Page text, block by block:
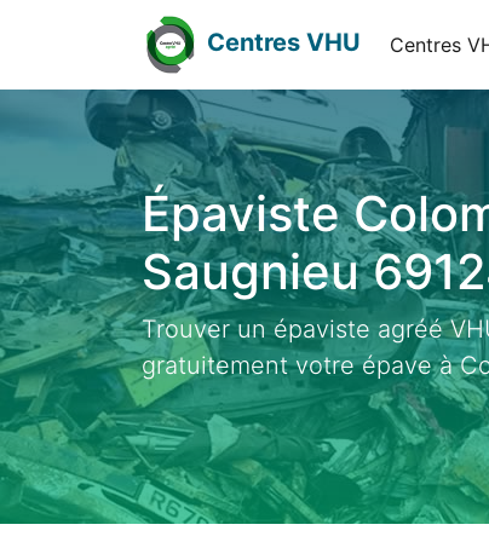
Centres VHU Centres
Épaviste
Saugnieu
Trouver un épaviste agréé
gratuitement votre épave à